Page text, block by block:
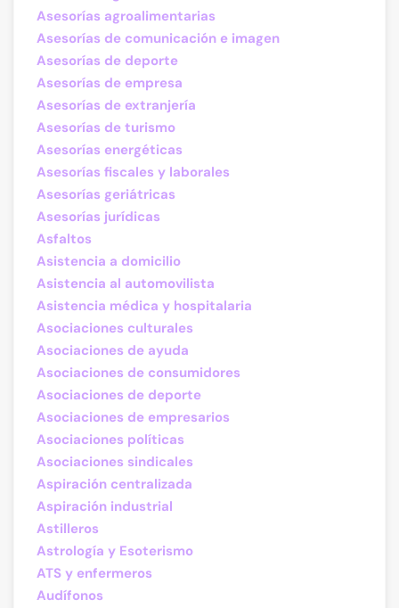
Asesorías agroalimentarias
Asesorías de comunicación e imagen
Asesorías de deporte
Asesorías de empresa
Asesorías de extranjería
Asesorías de turismo
Asesorías energéticas
Asesorías fiscales y laborales
Asesorías geriátricas
Asesorías jurídicas
Asfaltos
Asistencia a domicilio
Asistencia al automovilista
Asistencia médica y hospitalaria
Asociaciones culturales
Asociaciones de ayuda
Asociaciones de consumidores
Asociaciones de deporte
Asociaciones de empresarios
Asociaciones políticas
Asociaciones sindicales
Aspiración centralizada
Aspiración industrial
Astilleros
Astrología y Esoterismo
ATS y enfermeros
Audífonos